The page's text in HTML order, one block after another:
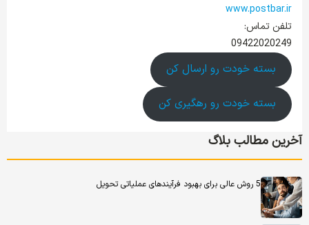
www.postbar.ir
تلفن تماس:
09422020249
بسته خودت رو ارسال کن
بسته خودت رو رهگیری کن
آخرین مطالب بلاگ
5 روش عالی برای بهبود فرآیندهای عملیاتی تحویل